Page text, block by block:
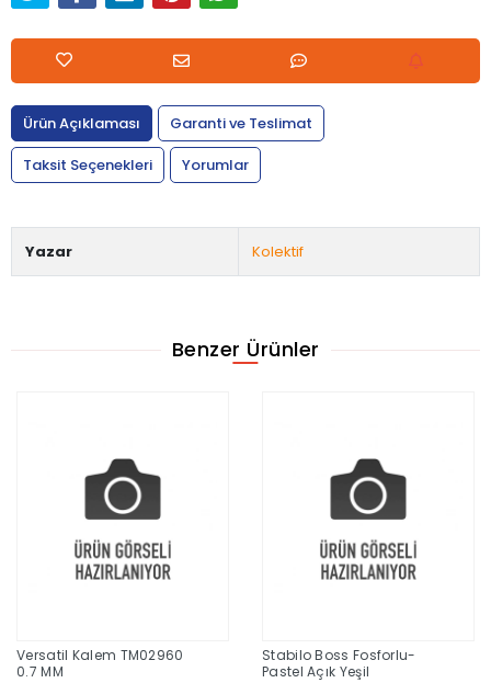
Ürün Açıklaması
Garanti ve Teslimat
Taksit Seçenekleri
Yorumlar
Yazar Kolektif
Benzer Ürünler
Versatil Kalem TM02960
0.7 MM
Stabilo Boss Fosforlu-
Pastel Açık Yeşil